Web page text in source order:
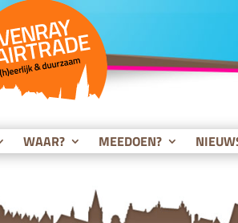
WAAR? MEEDOEN?